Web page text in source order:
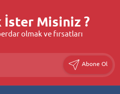
İster Misiniz ?
olmak ve fırsatları
Abone Ol